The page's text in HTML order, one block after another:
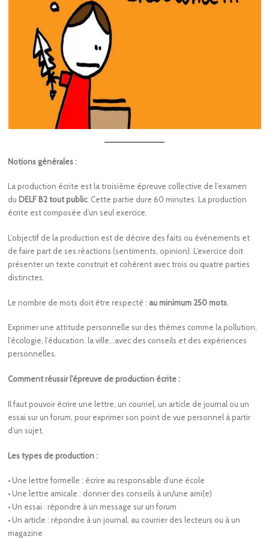
Notions générales :
La production écrite est la troisième épreuve collective de l’examen
du DELF B2 tout public. Cette partie dure 60 minutes. La production
écrite est composée d’un seul exercice.
L’objectif de la production est de décrire des faits ou événements et
de faire part de ses réactions (sentiments, opinion). L’exercice doit
présenter un texte construit et cohérent avec trois ou quatre parties
distinctes.
Le nombre de mots doit être respecté : au minimum 250 mots
Exprimer une attitude personnelle sur des thèmes comme la pollution,
l’écologie, l’éducation. la ville…avec des conseils et des expériences
personnelles.
Comment réussir l’épreuve de production écrite :
Il faut pouvoir écrire une lettre, un courriel, un article de journal ou un
essai sur un forum, pour exprimer son point de vue personnel à partir
d’un sujet.
Les types de production :
• Une lettre formelle : écrire au responsable d’une école
• Une lettre amicale : donner des conseils à un/une ami(e)
• Un essai : répondre à un message sur un forum
• Un article : répondre à un journal, au courrier des lecteurs ou à un
magazine